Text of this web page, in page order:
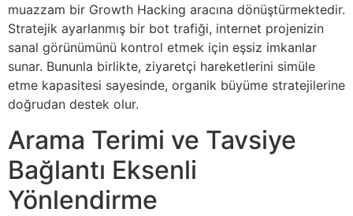
muazzam bir Growth Hacking aracına dönüştürmektedir.
Stratejik ayarlanmış bir bot trafiği, internet projenizin
sanal görünümünü kontrol etmek için eşsiz imkanlar
sunar. Bununla birlikte, ziyaretçi hareketlerini simüle
etme kapasitesi sayesinde, organik büyüme stratejilerine
doğrudan destek olur.
Arama Terimi ve Tavsiye
Bağlantı Eksenli
Yönlendirme